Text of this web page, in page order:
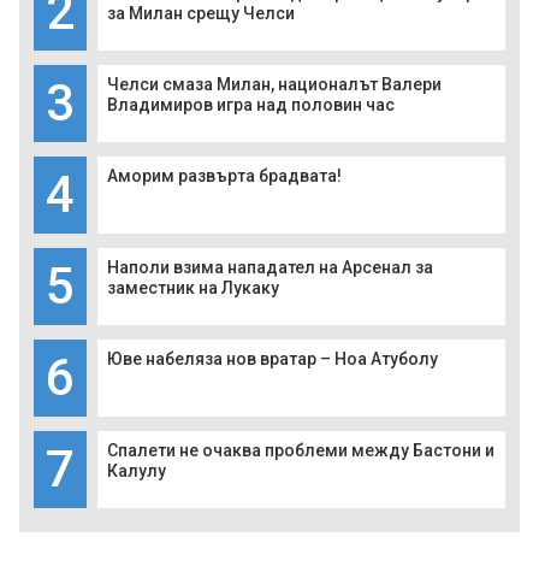
за Милан срещу Челси
3
Челси смаза Милан, националът Валери
Владимиров игра над половин час
4 Аморим развърта брадвата!
5
Наполи взима нападател на Арсенал за
заместник на Лукаку
6 Юве набеляза нов вратар – Ноа Атуболу
7
Спалети не очаква проблеми между Бастони и
Калулу